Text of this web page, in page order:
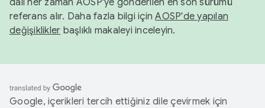
dalı her zaman AOSP'ye gönderilen en son sürümü
referans alır. Daha fazla bilgi içinAOSP'de yapılan
değişiklikler başlıklı makaleyi inceleyin.
Google, içerikleri tercih ettiğiniz dile çevirmek için